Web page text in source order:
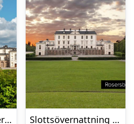
Övernattning Rosersbergs Slottshotell Slottsövernattning Stockholm